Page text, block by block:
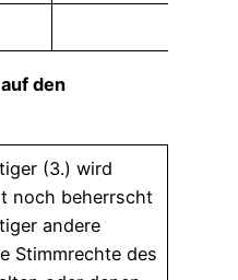
den
(3.) wird
noch beherrscht
andere
Stimmrechte des